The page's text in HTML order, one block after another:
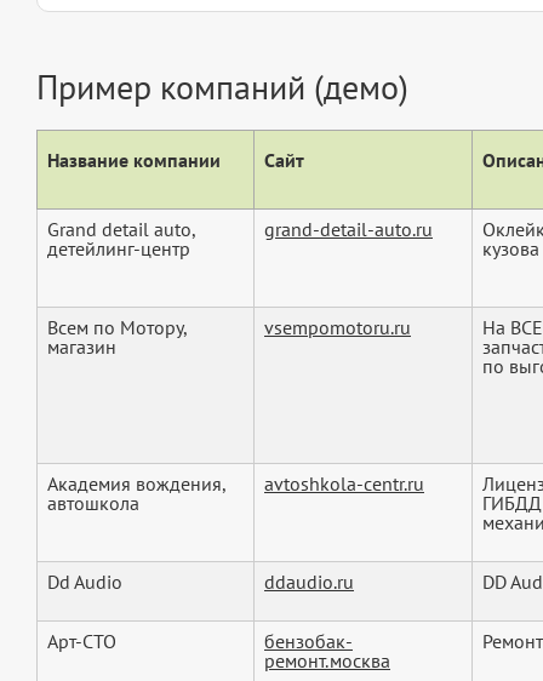
Пример компаний (демо)
Название компании Сайт
Grand detail auto,
детейлинг-центр
grand-detail-auto.ru
Всем по Мотору,
магазин
vsempomotoru.ru
На
по
Академия вождения,
автошкола
avtoshkola-centr.ru
ГИБДД
Dd Audio ddaudio.ru DD
Арт-СТО
бензобак-
ремонт.москва